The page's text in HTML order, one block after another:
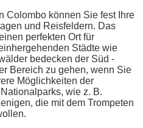
Colombo können Sie fest Ihre
und Reisfeldern. Das
perfekten Ort für
Städte wie
bedecken der Süd -
Bereich zu gehen, wenn Sie
Möglichkeiten der
wie z. B.
die mit dem Trompeten